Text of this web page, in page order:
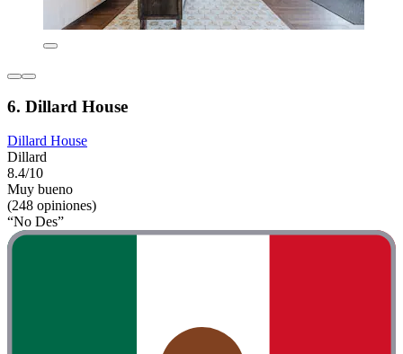
6. Dillard House
Dillard House
Dillard
8.4/10
Muy bueno
(248 opiniones)
“No Des”